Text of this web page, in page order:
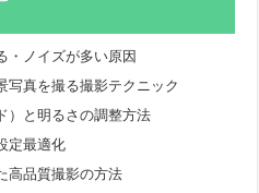
・ノイズが多い原因
写真を撮る撮影テクニック
）と明るさの調整方法
定最適化
高品質撮影の方法